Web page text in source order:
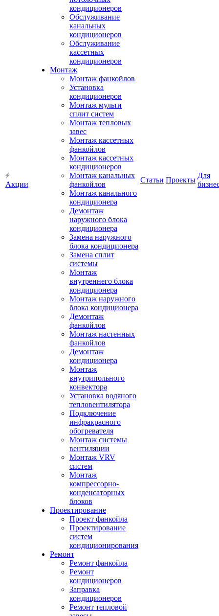
Акции
кондиционеров
Обслуживание
канальных
кондиционеров
Обслуживание
кассетных
кондиционеров
Монтаж
Монтаж фанкойлов
Установка
кондиционеров
Монтаж мульти
сплит систем
Монтаж тепловых
завес
Монтаж кассетных
фанкойлов
Монтаж кассетных
кондиционеров
Монтаж канальных
фанкойлов
Монтаж канального
кондиционера
Демонтаж
наружного блока
кондиционера
Замена наружного
блока кондиционера
Замена сплит
системы
Монтаж
внутреннего блока
кондиционера
Монтаж наружного
блока кондиционера
Демонтаж
фанкойлов
Монтаж настенных
фанкойлов
Демонтаж
кондиционера
Монтаж
внутрипольного
конвектора
Установка водяного
тепловентилятора
Подключение
инфракрасного
обогревателя
Монтаж системы
вентиляции
Монтаж VRV
систем
Монтаж
компрессорно-
конденсаторных
блоков
Проектирование
Проект фанкойла
Проектирование
систем
кондиционирования
Ремонт
Ремонт фанкойла
Ремонт
кондиционеров
Заправка
кондиционеров
Ремонт тепловой
Статьи Проекты
Для